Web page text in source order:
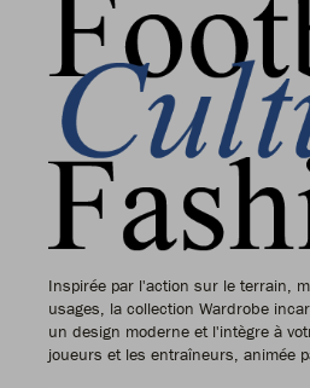
Inspirée par l'action sur le terrain,
usages, la collection Wardrobe
un design moderne et l'intègre à
joueurs et les entraîneurs, animée